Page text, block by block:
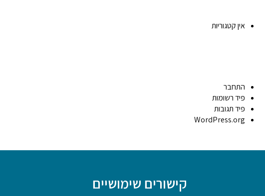
אין קטגוריות
התחבר
פיד רשומות
פיד תגובות
WordPress.org
קישורים שימושיים